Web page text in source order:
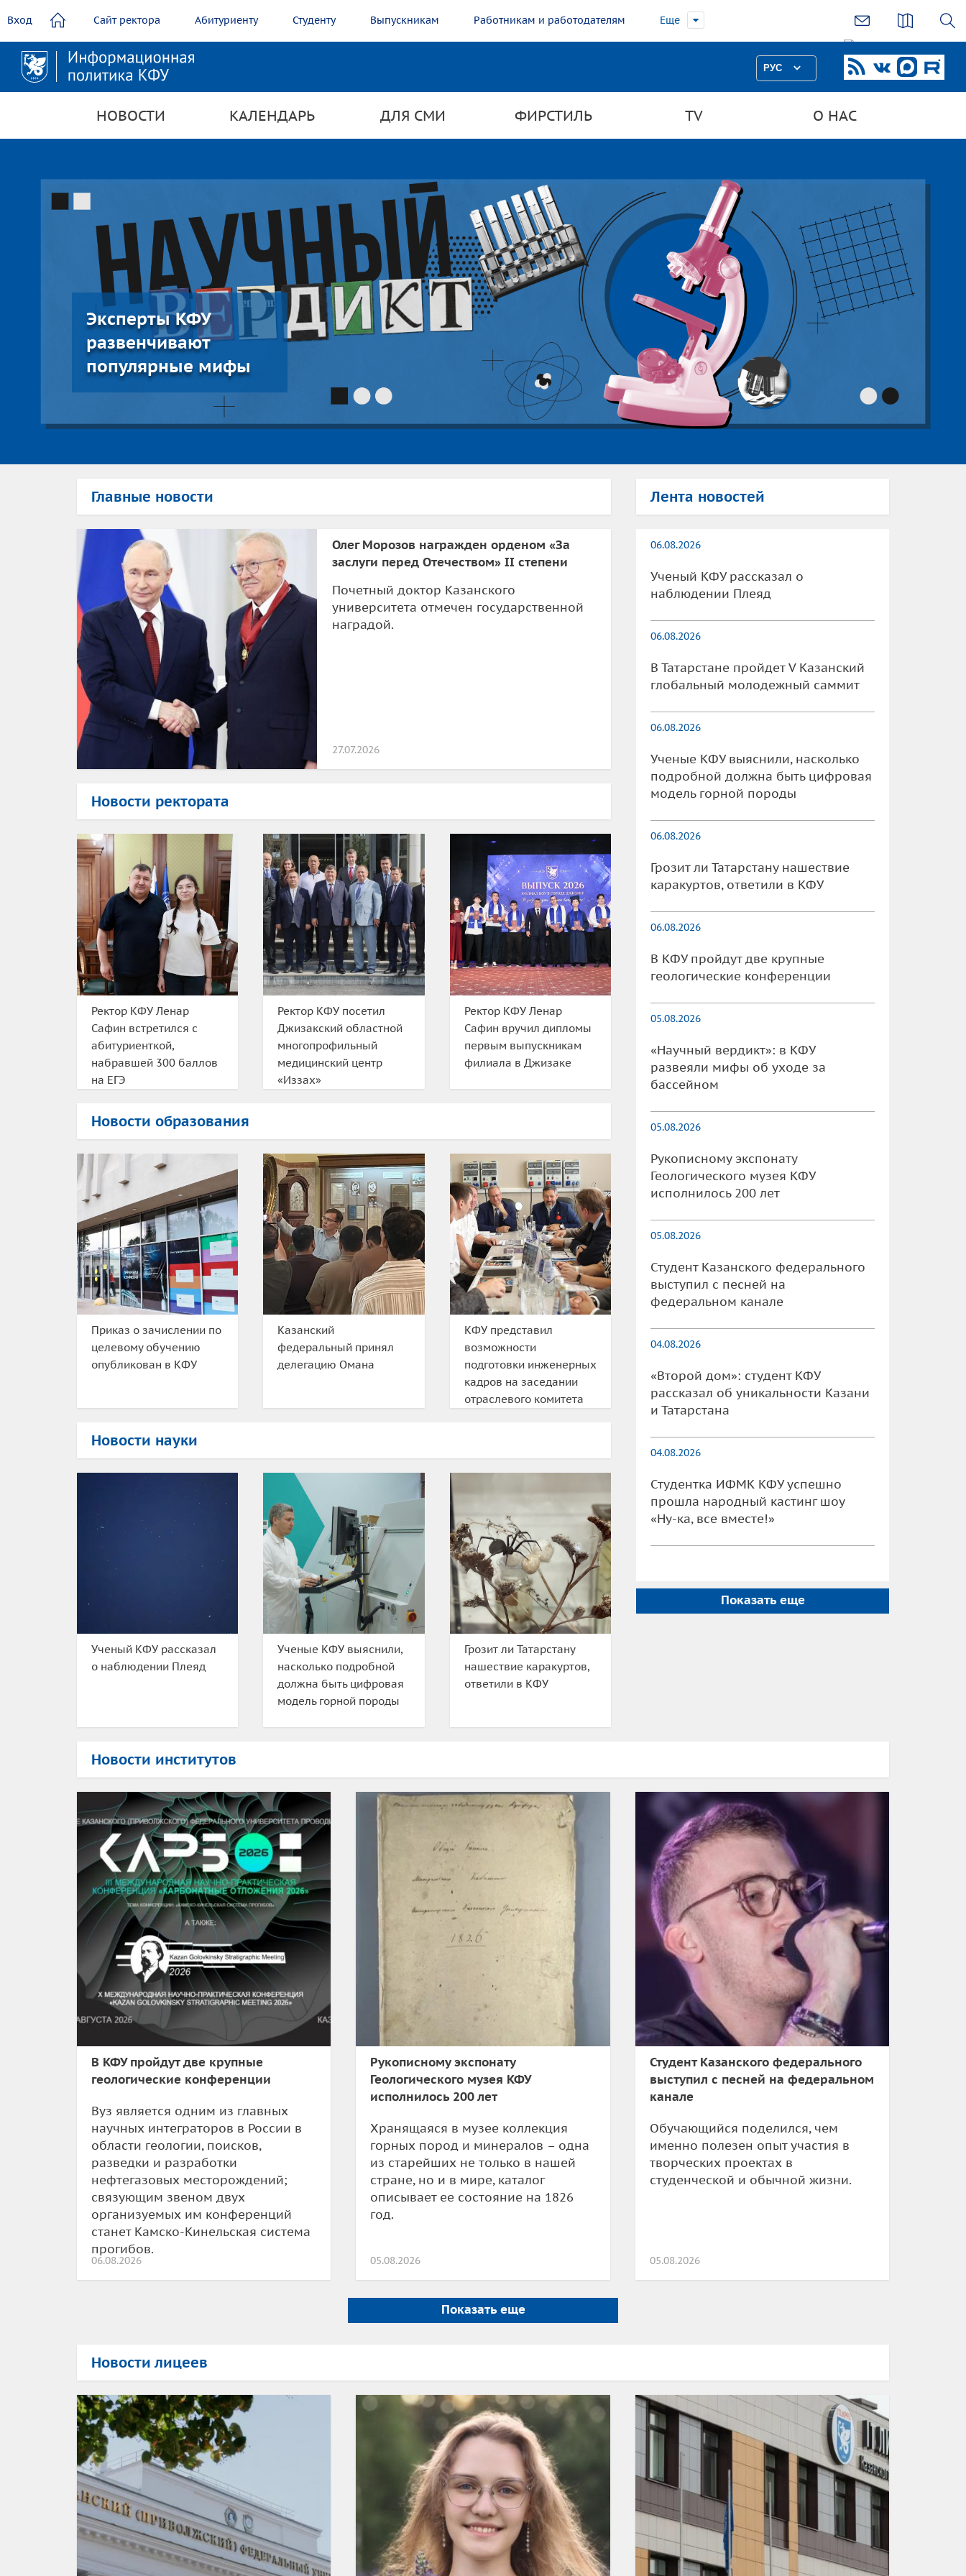
содержанию
Вход Сайт ректора Абитуриенту Студенту Выпускникам Работникам и работодателям Еще
РУС
НОВОСТИ КАЛЕНДАРЬ ДЛЯ СМИ ФИРСТИЛЬ TV О НАС
Эксперты КФУ
развенчивают
популярные мифы
Главные новости
Олег Морозов награжден орденом «За
заслуги перед Отечеством» II степени
Почетный доктор Казанского
университета отмечен государственной
наградой.
27.07.2026
Новости ректората
Ректор КФУ Ленар
Сафин встретился с
абитуриенткой,
набравшей 300 баллов
на ЕГЭ
Ректор КФУ посетил
Джизакский областной
многопрофильный
медицинский центр
«Иззах»
Ректор КФУ Ленар
Сафин вручил дипломы
первым выпускникам
филиала в Джизаке
Новости образования
Приказ о зачислении по
целевому обучению
опубликован в КФУ
Казанский
федеральный принял
делегацию Омана
КФУ представил
возможности
подготовки инженерных
кадров на заседании
отраслевого комитета
Новости науки
Ученый КФУ рассказал
о наблюдении Плеяд
Ученые КФУ выяснили,
насколько подробной
должна быть цифровая
модель горной породы
Грозит ли Татарстану
нашествие каракуртов,
ответили в КФУ
Лента новостей
06.08.2026
Ученый КФУ рассказал о
наблюдении Плеяд
06.08.2026
В Татарстане пройдет V Казанский
глобальный молодежный саммит
06.08.2026
Ученые КФУ выяснили, насколько
подробной должна быть цифровая
модель горной породы
06.08.2026
Грозит ли Татарстану нашествие
каракуртов, ответили в КФУ
06.08.2026
В КФУ пройдут две крупные
геологические конференции
05.08.2026
«Научный вердикт»: в КФУ
развеяли мифы об уходе за
бассейном
05.08.2026
Рукописному экспонату
Геологического музея КФУ
исполнилось 200 лет
05.08.2026
Студент Казанского федерального
выступил с песней на
федеральном канале
04.08.2026
«Второй дом»: студент КФУ
рассказал об уникальности Казани
и Татарстана
04.08.2026
Студентка ИФМК КФУ успешно
прошла народный кастинг шоу
«Ну-ка, все вместе!»
Показать еще
Новости институтов
В КФУ пройдут две крупные
геологические конференции
Вуз является одним из главных
научных интеграторов в России в
области геологии, поисков,
разведки и разработки
нефтегазовых месторождений;
связующим звеном двух
организуемых им конференций
станет Камско-Кинельская система
прогибов.
06.08.2026
Рукописному экспонату
Геологического музея КФУ
исполнилось 200 лет
Хранящаяся в музее коллекция
горных пород и минералов – одна
из старейших не только в нашей
стране, но и в мире, каталог
описывает ее состояние на 1826
год.
05.08.2026
Студент Казанского федерального
выступил с песней на федеральном
канале
Обучающийся поделился, чем
именно полезен опыт участия в
творческих проектах в
студенческой и обычной жизни.
05.08.2026
Показать еще
Новости лицеев